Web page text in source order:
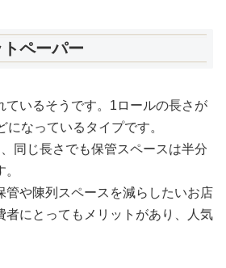
ペーパー
ているそうです。1ロールの長さが
なっているタイプです。
同じ長さでも保管スペースは半分
管や陳列スペースを減らしたいお店
者にとってもメリットがあり、人気